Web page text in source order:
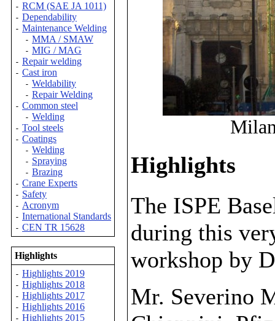
- RCM (SAE JA 1011)
- Dependability
- Maintenance Welding
- MMA / SMAW
- MIG / MAG
- Repair welding
- Cast iron
- Weldability
- Repair Welding
- Common steel
- Welding
- Tool steels
- Coatings
- Welding
- Spraying
- Brazing
- Crane Experts
- Safety
- Acronym
- International Standards
- CEN TR 15628
Highlights
- Highlights 2019
- Highlights 2018
- Highlights 2017
- Highlights 2016
- Highlights 2015
Highlights
The ISPE
during this
workshop by
Mr. Severino